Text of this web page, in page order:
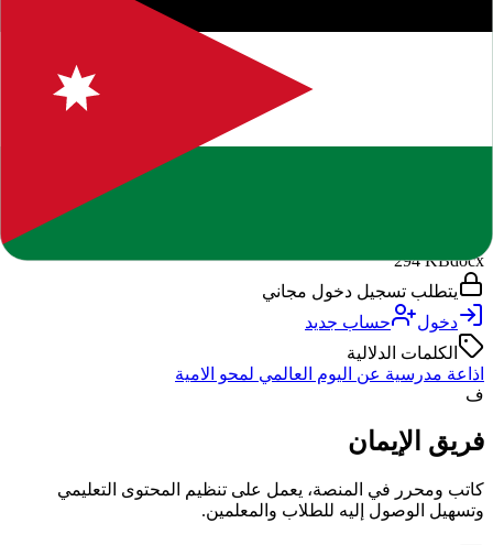
المرفقات والملفات
ملفات مرتبطة بالمنشور. يظهر خيار التحميل بوضوح حسب حالة
docx
294 KB
يتطلب تسجيل دخول مجاني
دخول
حساب جديد
الكلمات الدلالية
اذاعة مدرسية عن اليوم العالمي لمحو الامية
ف
فريق الإيمان
كاتب ومحرر في المنصة، يعمل على تنظيم المحتوى التعليمي
وتسهيل الوصول إليه للطلاب والمعلمين.